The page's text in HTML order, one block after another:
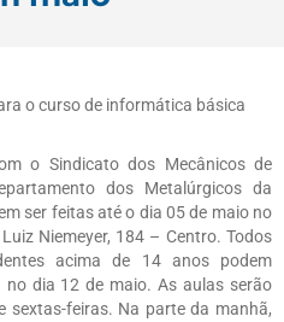
o curso de informática básica
o Sindicato dos Mecânicos de
dos Metalúrgicos da
ser feitas até o dia 05 de maio no
Niemeyer, 184 – Centro. Todos
acima de 14 anos podem
dia 12 de maio. As aulas serão
sextas-feiras. Na parte da manhã,